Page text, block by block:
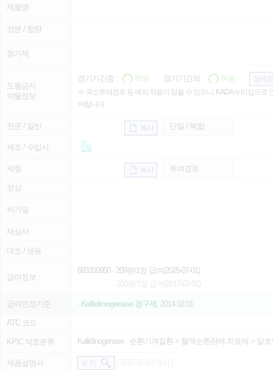
제품명
성분 / 함량
첨가제
도핑금지
약물정보
경기기간중 : 허용 경기기간외 : 허용
상세
※ 국소투여경로 등 예외 적용이 있을 수 있으니, KADA 누리집으로
바랍니다.
전문 / 일반 복사 단일 / 복합
제조 / 수입사
제형 복사 투여경로
성상
허가일
재심사
대조 / 생동
급여정보
693200950- 209원/1정 급여(2025-07-01)
- 209원/1정 급여(2017-02-01)
급여인정기준 · Kallidinogenase 경구제 , 2014.02.01
ATC 코드
KPIC 약효분류 Kallidinogenase : 순환기계질환 > 혈액순환장애 치료제 > 말
제품설명서 보 기